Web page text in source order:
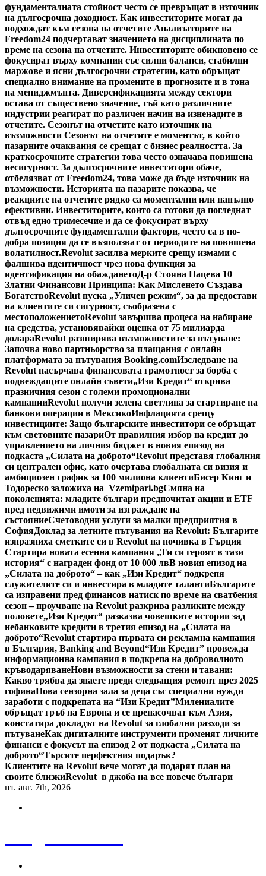
фундаменталната стойност често се превръщат в източник
на дългосрочна доходност. Как инвеститорите могат да
подхождат към сезона на отчетите Анализаторите на
Freedom24 подчертават значението на дисциплината по
време на сезона на отчетите. Инвеститорите обикновено се
фокусират върху компании със силни баланси, стабилни
маржове и ясни дългосрочни стратегии, като обръщат
специално внимание на промените в прогнозите и в тона
на мениджмънта. Диверсификацията между сектори
остава от съществено значение, тъй като различните
индустрии реагират по различен начин на изненадите в
отчетите. Сезонът на отчетите като източник на
възможности Сезонът на отчетите е моментът, в който
пазарните очаквания се срещат с бизнес реалността. За
краткосрочните стратегии това често означава повишена
несигурност. За дългосрочните инвеститори обаче,
отбелязват от Freedom24, това може да бъде източник на
възможности. Историята на пазарите показва, че
реакциите на отчетите рядко са моментални или напълно
ефективни. Инвеститорите, които са готови да погледнат
отвъд едно тримесечие и да се фокусират върху
дългосрочните фундаментални фактори, често са в по-
добра позиция да се възползват от периодите на повишена
волатилност.Revolut засилва мерките срещу измами с
фалшива идентичност чрез нова функция за
идентификация на обажданетоД-р Стояна Нацева 10
Златни Финансови Принципа: Как Мисленето Създава
БогатствоRevolut пуска „Уличен режим“, за да предостави
на клиентите си сигурност, съобразена с
местоположениетоRevolut завършва процеса на набиране
на средства, установявайки оценка от 75 милиарда
долараRevolut разширява възможностите за пътуване:
Започва ново партньорство за плащания с онлайн
платформата за пътувания Booking.comИзследване на
Revolut насърчава финансовата грамотност за борба с
подвеждащите онлайн съвети„Изи Кредит“ открива
празничния сезон с големи промоционални
кампанииRevolut получи зелена светлина за стартиране на
банкови операции в МексикоИнфлацията срещу
инвестициите: Защо българските инвеститори се обръщат
към световните пазариОт правилния избор на кредит до
управлението на личния бюджет в новия епизод на
подкаста „Силата на доброто“Revolut представя глобалния
си централен офис, като очертава глобалната си визия и
амбициозен график за 100 милиона клиентиБисер Кинг и
Тодореско заложиха на Vzemipari.bgСмяна на
поколенията: младите българи предпочитат акции и ETF
пред недвижими имоти за изграждане на
състояниеСчетоводни услуги за малки предприятия в
СофияДоклад за летните пътувания на Revolut: Българите
изпразниха сметките си в Revolut на почивка в Гърция
Стартира новата есенна кампания „Ти си героят в тази
история“ с награден фонд от 10 000 лвВ новия епизод на
„Силата на доброто“ – как „Изи Кредит“ подкрепя
служителите си и инвестира в младите талантиБългарите
са изправени пред финансов натиск по време на сватбения
сезон – проучване на Revolut разкрива разликите между
половете„Изи Кредит“ разказва човешките истории зад
небанковите кредити в третия епизод на „Силата на
доброто“Revolut стартира първата си рекламна кампания
в България, Banking and Beyond“Изи Кредит” провежда
информационна кампания в подкрепа на доброволното
кръводаряванеНови възможности за стени и тавани:
Какво трябва да знаете преди следващия ремонт през 2025
гофинаНова сензорна зала за деца със специални нужди
заработи с подкрепата на “Изи Кредит”Милениалите
обръщат гръб на Европа и се пренасочват към Азия,
констатира докладът на Revolut за глобални разходи за
пътуванеКак дигиталните инструменти променят личните
финанси е фокусът на епизод 2 от подкаста „Силата на
доброто“Търсите перфектния подарък?
Клиентите на Revolut вече могат да подарят план на
своите близкиRevolut в джоба на все повече българи
пт. авг. 7th, 2026